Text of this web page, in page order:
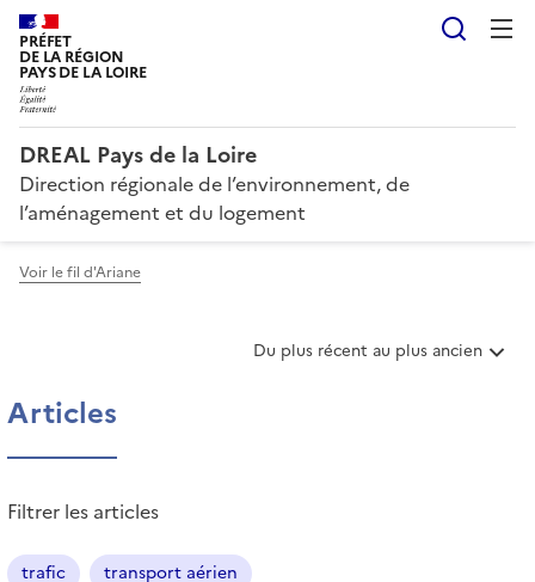
PRÉFET
DE LA RÉGION
PAYS DE LA LOIRE
DREAL Pays de la Loire
Direction régionale de l’environnement, de
l’aménagement et du logement
Voir le fil d'Ariane
T
Du plus récent au plus ancien
Articles
Filtrer les articles
trafic transport aérien